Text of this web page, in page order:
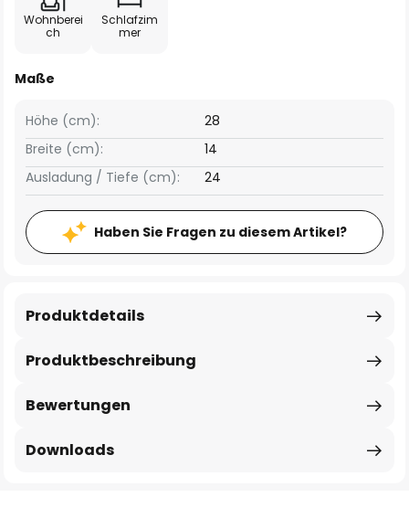
Wohnberei
ch
Schlafzim
mer
Maße
Breite (cm): 14
Höhe (cm): 28
Ausladung / Tiefe (cm): 24
Haben Sie Fragen zu diesem Artikel?
Produktbeschreibung
Produktdetails
Bewertungen
Downloads